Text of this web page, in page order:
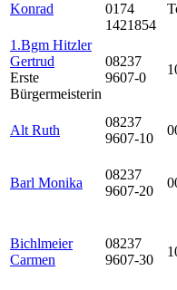
Konrad
0174
1421854
1.Bgm Hitzler
Gertrud
Erste
Bürgermeisterin
08237
9607-0
Alt Ruth
08237
9607-10
Barl Monika
08237
9607-20
Bichlmeier
Carmen
08237
9607-30